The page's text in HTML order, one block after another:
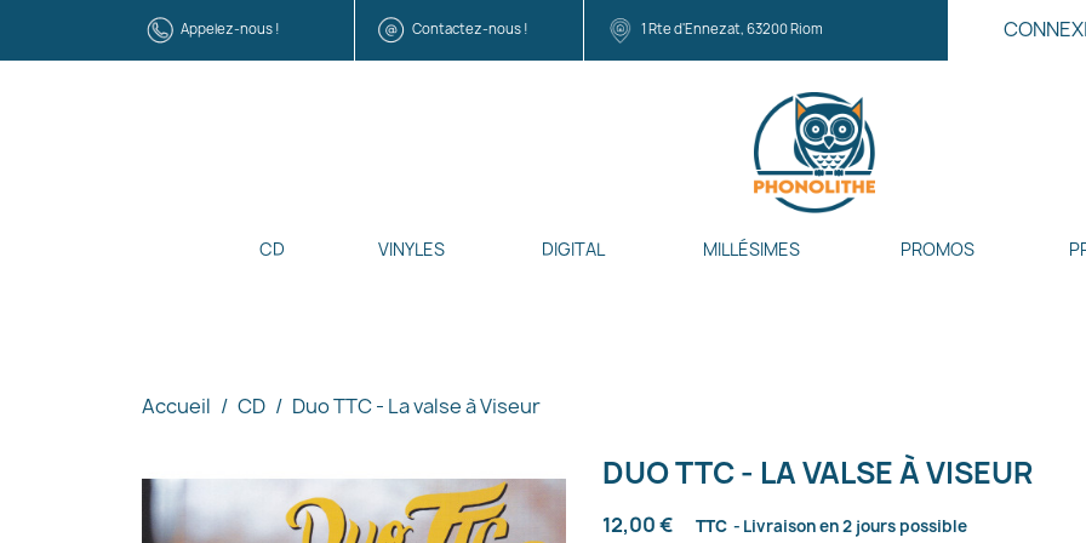
Appelez-nous ! Contactez-nous ! 1 Rte d'Ennezat, 63200 Riom
CD VINYLES DIGITAL MILLÉSIMES PROMOS
Accueil CD Duo TTC - La valse à Viseur
DUO TTC - LA VALSE À VISEUR
12,00 € TTC Livraison en 2 jours possible